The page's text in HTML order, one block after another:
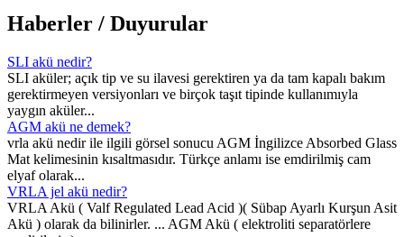
Haberler / Duyurular
SLI akü nedir?
SLI aküler; açık tip ve su ilavesi gerektiren ya da tam kapalı bakım
gerektirmeyen versiyonları ve birçok taşıt tipinde kullanımıyla
yaygın aküler...
AGM akü ne demek?
vrla akü nedir ile ilgili görsel sonucu AGM İngilizce Absorbed Glass
Mat kelimesinin kısaltmasıdır. Türkçe anlamı ise emdirilmiş cam
elyaf olarak...
VRLA jel akü nedir?
VRLA Akü ( Valf Regulated Lead Acid )( Sübap Ayarlı Kurşun Asit
Akü ) olarak da bilinirler. ... AGM Akü ( elektroliti separatörlere